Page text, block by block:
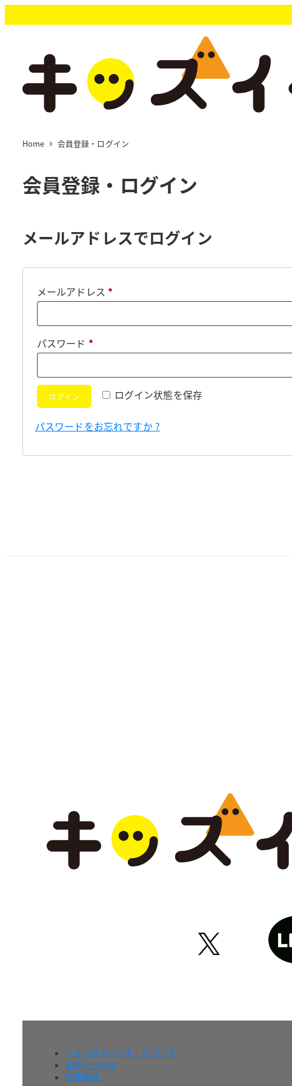
イ
Home 会員登録・ログイン
会員登録・ログイン
メールアドレスでログイン
メールアドレス *必
パスワード *必
ログイン状態を保存
ログイン
パスワードをお忘れですか ?
『キッズイベント』について
お問い合わせ
広告掲載